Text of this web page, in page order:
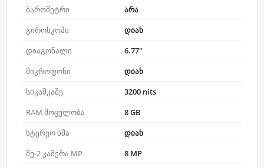
ბარომეტრი
არა
გიროსკოპი
დიახ
დიაგონალი
6.77''
მიკროფონი
დიახ
სიკაშკაშე
3200 nits
RAM მოცულობა
8 GB
სტერეო ხმა
დიახ
მე-2 კამერა MP
8 MP